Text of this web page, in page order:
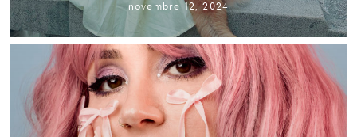
novembre 12, 2024